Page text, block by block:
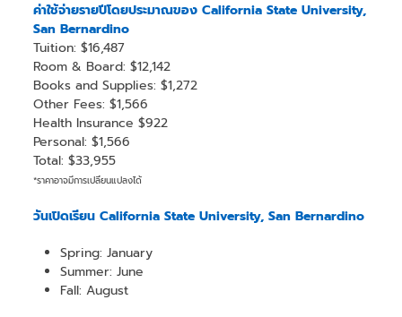
ค่าใช้จ่ายรายปีโดยประมาณของ California State University,
San Bernardino
Tuition: $16,487
Room & Board: $12,142
Books and Supplies: $1,272
Other Fees: $1,566
Health Insurance $922
Personal: $1,566
Total: $33,955
*ราคาอาจมีการเปลี่ยนแปลงได้
วันเปิดเรียน California State University, San Bernardino
Spring: January
Summer: June
Fall: August